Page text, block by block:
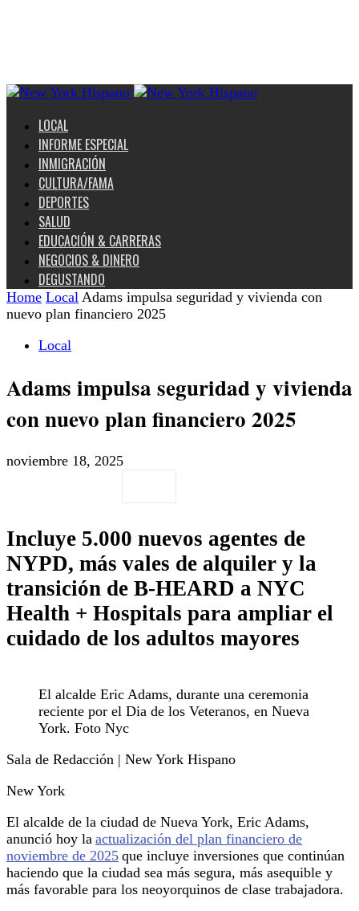
LOCAL
INFORME ESPECIAL
INMIGRACIÓN
CULTURA/FAMA
DEPORTES
SALUD
EDUCACIÓN & CARRERAS
NEGOCIOS & DINERO
DEGUSTANDO
Home Local Adams impulsa seguridad y vivienda con
nuevo plan financiero 2025
Local
Adams impulsa seguridad y vivienda
con nuevo plan financiero 2025
noviembre 18, 2025
Incluye 5.000 nuevos agentes de
NYPD, más vales de alquiler y la
transición de B-HEARD a NYC
Health + Hospitals para ampliar el
cuidado de los adultos mayores
El alcalde Eric Adams, durante una ceremonia
reciente por el Dia de los Veteranos, en Nueva
York. Foto Nyc
Sala de Redacción | New York Hispano
New York
El alcalde de la ciudad de Nueva York, Eric Adams,
anunció hoy la actualización del plan financiero de
noviembre de 2025 que incluye inversiones que continúan
haciendo que la ciudad sea más segura, más asequible y
más favorable para los neoyorquinos de clase trabajadora.